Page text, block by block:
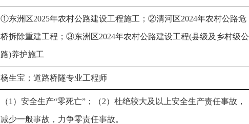
①东洲区2025年农村公路建设工程施工；②清河区2024年农村公路危
桥拆除重建工程；③东洲区2024年农村公路建设工程(县级及乡村级公
路)养护施工
杨生宝 ；道路桥隧专业工程师
（1）安全生产“零死亡”；（2）杜绝较大及以上安全生产责任事故，
减少一般事故，力争零责任事故。